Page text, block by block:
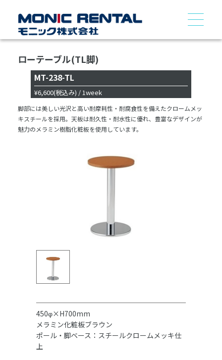
ローテーブル(TL脚)
MT-238-TL
¥6,600(税込み) / 1week
脚部には美しい光沢と高い耐摩耗性・耐腐食性を備えたクロームメッ
キスチールを採用。天板は耐久性・耐水性に優れ、豊富なデザインが
魅力のメラミン樹脂化粧板を使用しています。
450φ×H700mm
メラミン化粧板ブラウン
ポール・脚ベース：スチールクロームメッキ仕
上